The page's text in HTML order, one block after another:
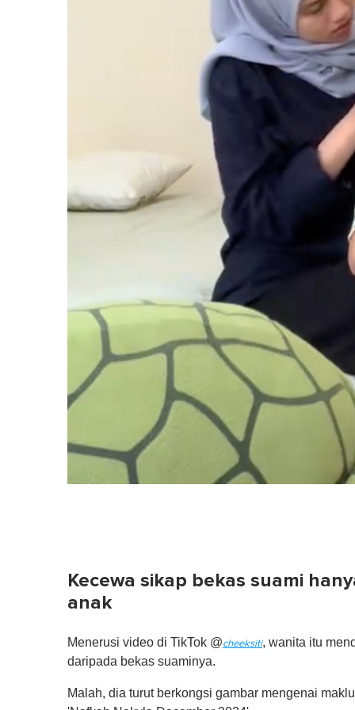
Kecewa sikap bekas suami
anak
Menerusi video di TikTok @cheeksiti, wanita itu
daripada bekas suaminya.
Malah, dia turut berkongsi gambar mengenai